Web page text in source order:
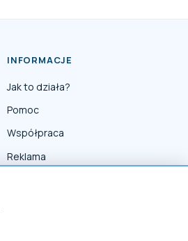
INFORMACJE
Jak to działa?
Pomoc
Współpraca
Reklama